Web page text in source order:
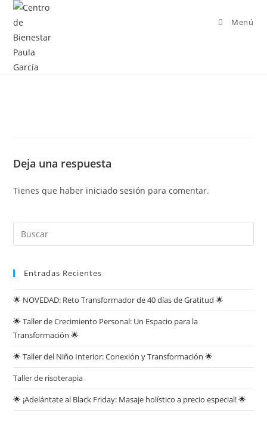
Menú
Deja una respuesta
Tienes que haber iniciado sesión para comentar.
Entradas Recientes
🌟 NOVEDAD: Reto Transformador de 40 días de Gratitud 🌟
🌟 Taller de Crecimiento Personal: Un Espacio para la
Transformación 🌟
🌟 Taller del Niño Interior: Conexión y Transformación 🌟
Taller de risoterapia
🌟 ¡Adelántate al Black Friday: Masaje holístico a precio especial! 🌟